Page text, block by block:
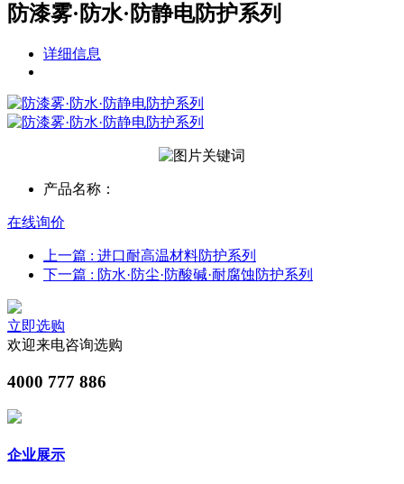
防漆雾·防水·防静电防护系列
详细信息
产品名称：
在线询价
上一篇 : 进口耐高温材料防护系列
下一篇 : 防水·防尘·防酸碱·耐腐蚀防护系列
立即选购
欢迎来电咨询选购
4000 777 886
企业展示